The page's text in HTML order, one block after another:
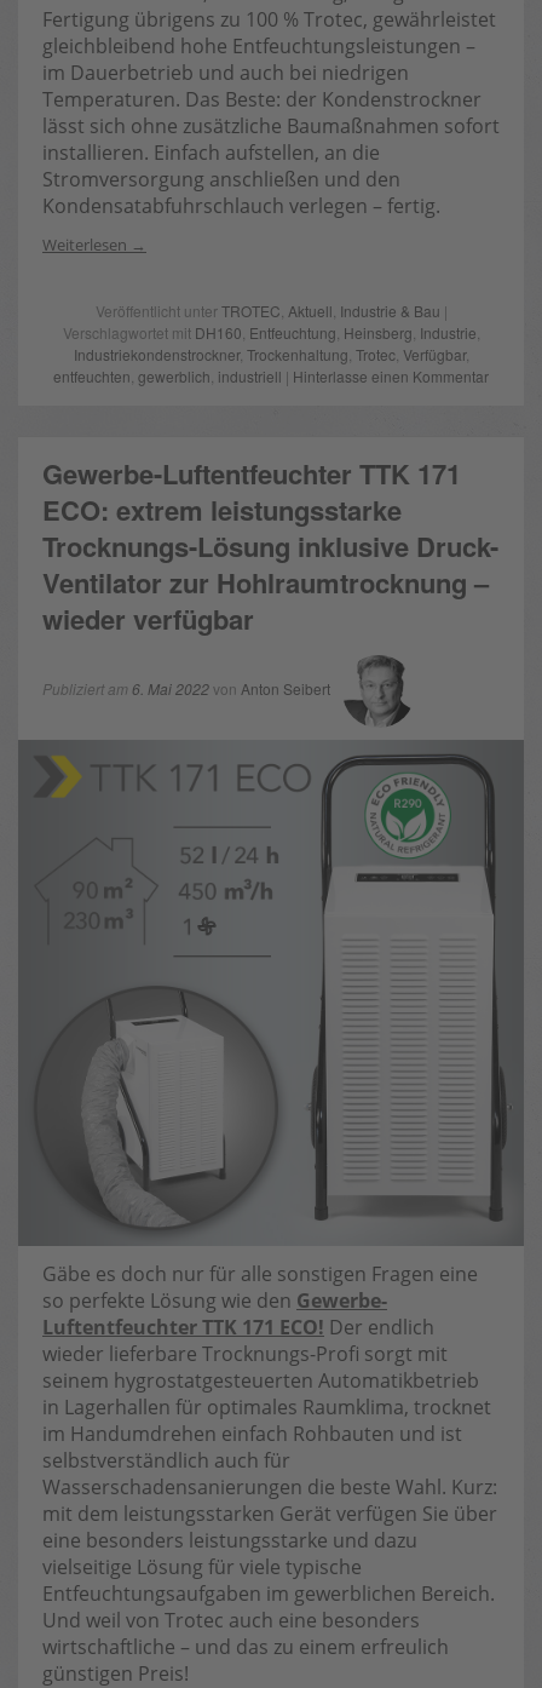
Fertigung übrigens zu 100 % Trotec, gewährleistet
gleichbleibend hohe Entfeuchtungsleistungen –
im Dauerbetrieb und auch bei niedrigen
Temperaturen. Das Beste: der Kondenstrockner
lässt sich ohne zusätzliche Baumaßnahmen sofort
installieren. Einfach aufstellen, an die
Stromversorgung anschließen und den
Kondensatabfuhrschlauch verlegen – fertig.
Weiterlesen
Veröffentlicht unterTROTEC Aktuell Industrie & Bau |
Verschlagwortet mit DH160 Entfeuchtung Heinsberg Industrie
Industriekondenstrockner, Trockenhaltung Trotec, Verfügbar,
entfeuchten gewerblich industriell | Hinterlasse einen Kommentar
Gewerbe-Luftentfeuchter TTK 171
ECO: extrem leistungsstarke
Trocknungs-Lösung inklusive Druck-
Ventilator zur Hohlraumtrocknung –
wieder verfügbar
Publiziert am 6. Mai 2022von Anton Seibert
Gäbe es doch nur für alle sonstigen Fragen eine
so perfekte Lösung wie den Gewerbe-
Luftentfeuchter TTK 171 ECO! Der endlich
wieder lieferbare Trocknungs-Profi sorgt mit
seinem hygrostatgesteuerten Automatikbetrieb
in Lagerhallen für optimales Raumklima, trocknet
im Handumdrehen einfach Rohbauten und ist
selbstverständlich auch für
Wasserschadensanierungen die beste Wahl. Kurz:
mit dem leistungsstarken Gerät verfügen Sie über
eine besonders leistungsstarke und dazu
vielseitige Lösung für viele typische
Entfeuchtungsaufgaben im gewerblichen Bereich.
Und weil von Trotec auch eine besonders
wirtschaftliche – und das zu einem erfreulich
günstigen Preis!